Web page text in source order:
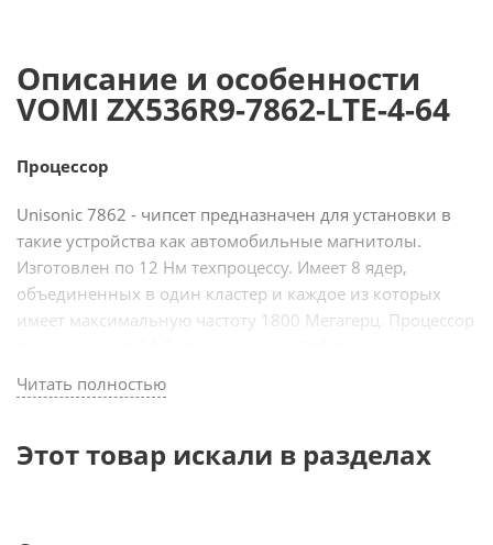
Описание и особенности
VOMI ZX536R9-7862-LTE-4-64
Процессор
Unisonic 7862 - чипсет предназначен для установки в
такие устройства как автомобильные магнитолы.
Изготовлен по 12 Нм техпроцессу. Имеет 8 ядер,
объединенных в один кластер и каждое из которых
имеет максимальную частоту 1800 Мегагерц. Процессор
графическими данными происходит при помощи чипа
2-ядерного ARM Mali G52 614.4 Мегагерц. Магнитолы
работать в сетях LTE.
Читать полностью
Этот товар искали в разделах